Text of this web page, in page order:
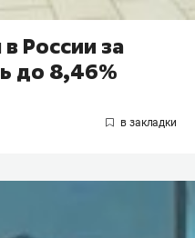
России за
до 8,46%